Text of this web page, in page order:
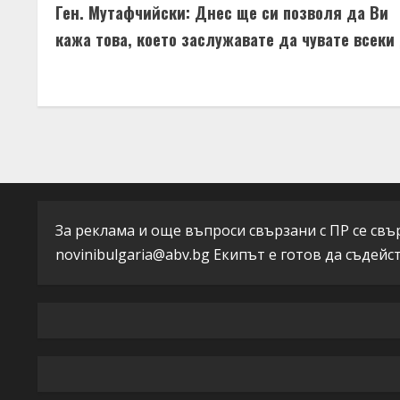
e
a
o
t
n
u
e
Ген. Мутафчийски: Днес ще си позволя да Ви
кажа това, което заслужавате да чувате
За реклама и още въпроси свързани с ПР се
novinibulgaria@abv.bg Екипът е готов да